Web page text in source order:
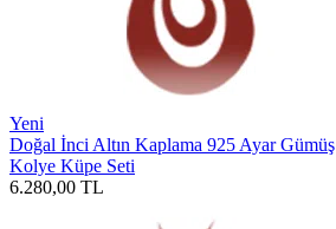
Yeni
Doğal İnci Altın Kaplama 925 Ayar Gümüş
Kolye Küpe Seti
6.280,00 TL